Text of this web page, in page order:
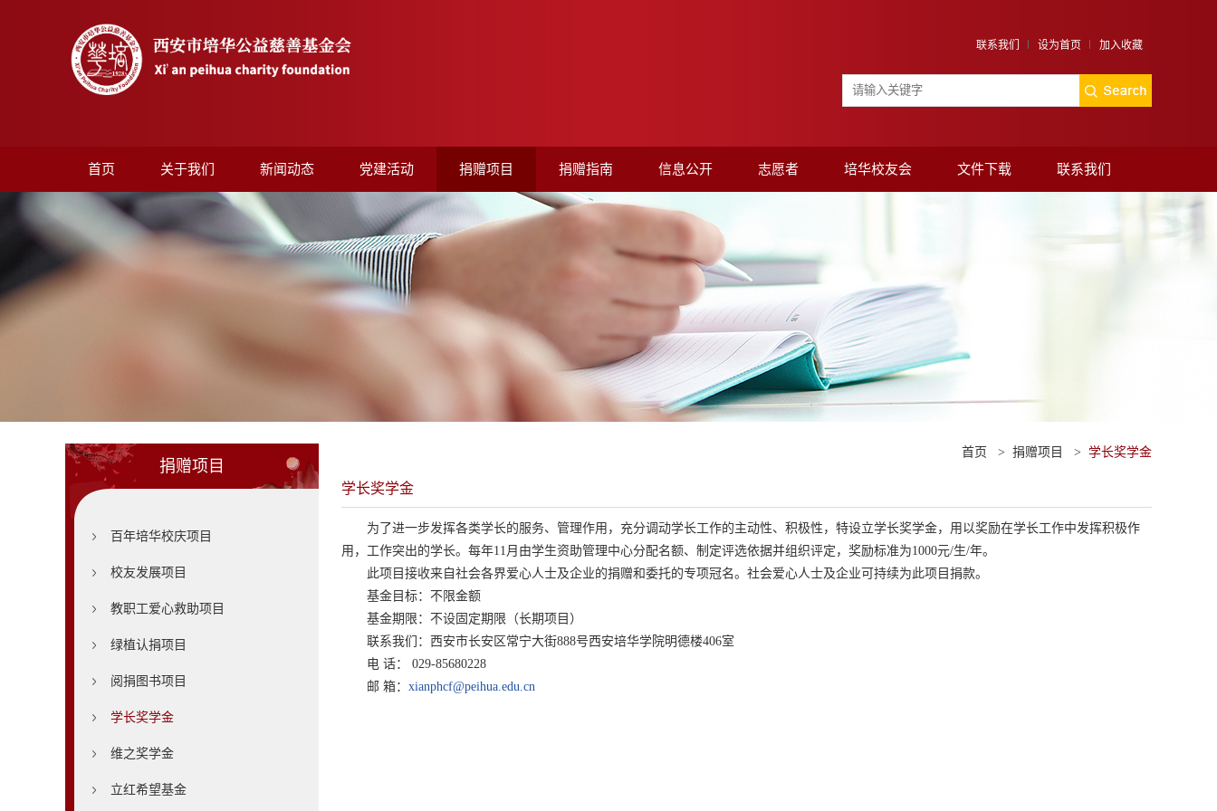
联系我们 设为首页 加入收藏
首页 关于我们 新闻动态 党建活动 捐赠项目 捐赠指南 信息公开 志愿者 培华校友会 文件下载 联系我们
捐赠项目
百年培华校庆项目
校友发展项目
教职工爱心救助项目
绿植认捐项目
阅捐图书项目
学长奖学金
维之奖学金
立红希望基金
首页 > 捐赠项目 > 学长奖学金
学长奖学金
为了进一步发挥各类学长的服务、管理作用，充分调动学长工作的主动性、积极性，特设立学长奖学金，用以奖励在学长工作中发挥积极作
用，工作突出的学长。每年11月由学生资助管理中心分配名额、制定评选依据并组织评定，奖励标准为1000元/生/年。
此项目接收来自社会各界爱心人士及企业的捐赠和委托的专项冠名。社会爱心人士及企业可持续为此项目捐款。
基金目标：不限金额
基金期限：不设固定期限（长期项目）
联系我们：西安市长安区常宁大街888号西安培华学院明德楼406室
电 话： 029-85680228
邮 箱： xianphcf@peihua.edu.cn